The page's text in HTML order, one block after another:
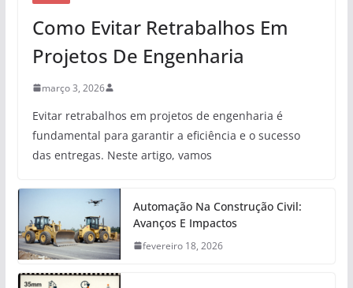
Como Evitar Retrabalhos Em
Projetos De Engenharia
março 3, 2026
Evitar retrabalhos em projetos de engenharia é
fundamental para garantir a eficiência e o sucesso
das entregas. Neste artigo, vamos
Automação Na Construção Civil:
Avanços E Impactos
fevereiro 18, 2026